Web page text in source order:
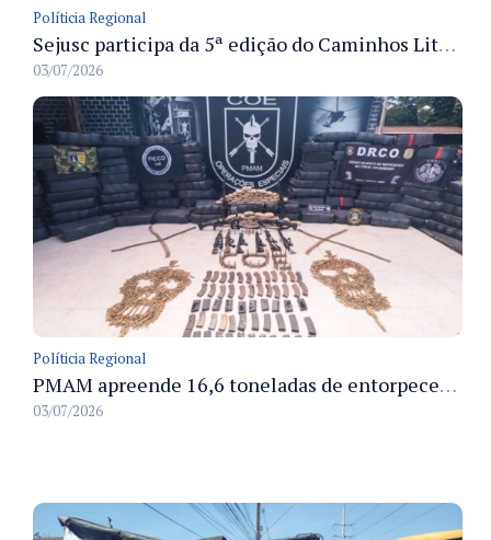
Políticia Regional
Sejusc participa da 5ª edição do Caminhos Literários com foco na cultura hip-hop nas unidades socioeducativas
03/07/2026
Políticia Regional
PMAM apreende 16,6 toneladas de entorpecentes e registra aumento nas prisões em flagrante e nas capturas de foragidos no primeiro semestre de 2026
03/07/2026